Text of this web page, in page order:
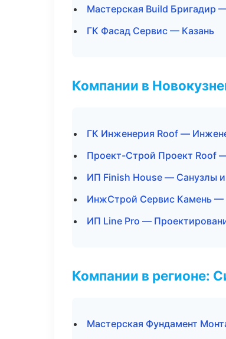
Мастерская Build Бригадир
ГК Фасад Сервис — Казань
Компании в
ГК Инженерия Roof —
Проект-Строй Проект Roof
ИП Finish House — Санузлы
ИнжСтрой Сервис Камень —
ИП Line Pro —
Компании в регионе:
Мастерская Фундамент